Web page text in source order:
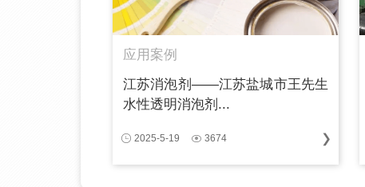
应用案例
江苏消泡剂——江苏盐城市王先生
水性透明消泡剂...
2025-5-19 3674